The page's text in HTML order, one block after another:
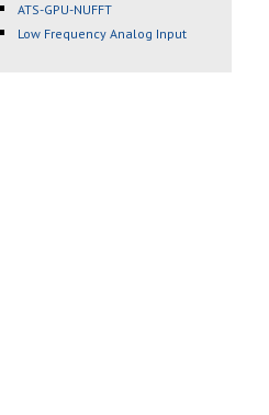
ATS-GPU-NUFFT
Low Frequency Analog Input